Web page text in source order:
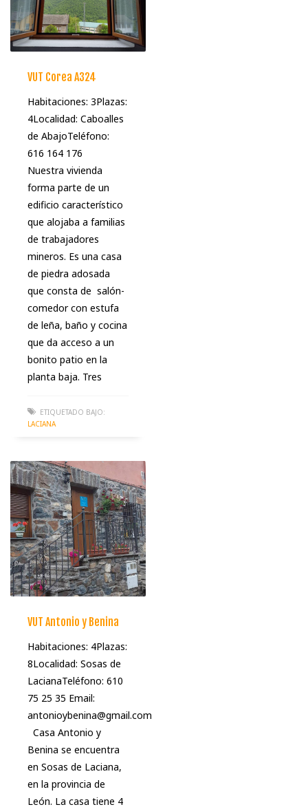
VUT Corea A324
Habitaciones: 3Plazas:
4Localidad: Caboalles
de AbajoTeléfono:
616 164 176
Nuestra vivienda
forma parte de un
edificio característico
que alojaba a familias
de trabajadores
mineros. Es una casa
de piedra adosada
que consta de salón-
comedor con estufa
de leña, baño y cocina
que da acceso a un
bonito patio en la
planta baja. Tres
ETIQUETADO BAJO:
LACIANA
VUT Antonio y Benina
Habitaciones: 4Plazas:
8Localidad: Sosas de
LacianaTeléfono: 610
75 25 35 Email:
antonioybenina@gmail.com
Casa Antonio y
Benina se encuentra
en Sosas de Laciana,
en la provincia de
León. La casa tiene 4